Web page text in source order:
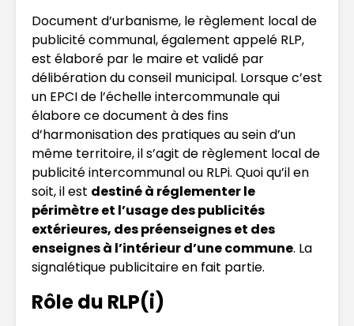
Document d’urbanisme, le règlement local de
publicité communal, également appelé RLP,
est élaboré par le maire et validé par
délibération du conseil municipal. Lorsque c’est
un EPCI de l’échelle intercommunale qui
élabore ce document à des fins
d’harmonisation des pratiques au sein d’un
même territoire, il s’agit de règlement local de
publicité intercommunal ou RLPi. Quoi qu’il en
soit, il est destiné à réglementer le
périmètre et l’usage des publicités
extérieures, des préenseignes et des
enseignes à l’intérieur d’une commune. La
signalétique publicitaire en fait partie.
Rôle du RLP(i)